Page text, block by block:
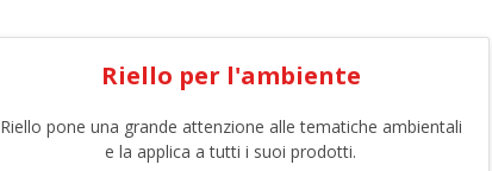
Riello per l'ambiente
Riello pone una grande attenzione alle tematiche ambientali
e la applica a tutti i suoi prodotti.